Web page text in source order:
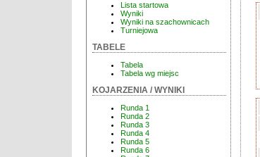
Lista startowa
Wyniki
Wyniki na szachownicach
Turniejowa
TABELE
Tabela
Tabela wg miejsc
KOJARZENIA / WYNIKI
Runda 1
Runda 2
Runda 3
Runda 4
Runda 5
Runda 6